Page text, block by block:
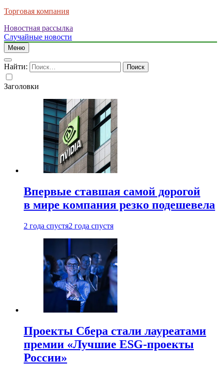
Торговая компания
Новостная рассылка
Случайные новости
Меню
Найти:
Заголовки
Впервые ставшая самой дорогой
в мире компания резко подешевела
2 года спустя2 года спустя
Проекты Сбера стали лауреатами
премии «Лучшие ESG-проекты
России»